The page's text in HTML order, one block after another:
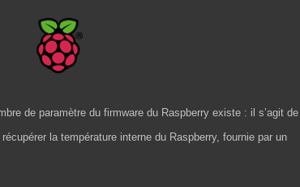
de paramètre du firmware du Raspberry existe : il s’agit de
la température interne du Raspberry, fournie par un